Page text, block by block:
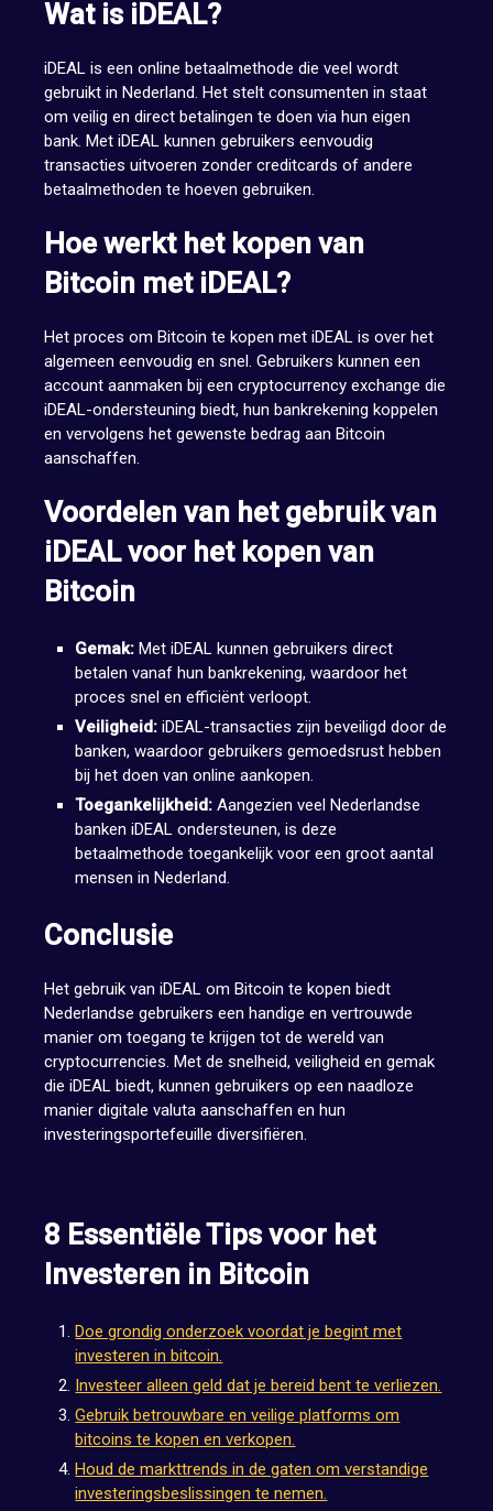
Wat is iDEAL?
iDEAL is een online betaalmethode die veel wordt
gebruikt in Nederland. Het stelt consumenten in staat
om veilig en direct betalingen te doen via hun eigen
bank. Met iDEAL kunnen gebruikers eenvoudig
transacties uitvoeren zonder creditcards of andere
betaalmethoden te hoeven gebruiken.
Hoe werkt het kopen van
Bitcoin met iDEAL?
Het proces om Bitcoin te kopen met iDEAL is over het
algemeen eenvoudig en snel. Gebruikers kunnen een
account aanmaken bij een cryptocurrency exchange die
iDEAL-ondersteuning biedt, hun bankrekening koppelen
en vervolgens het gewenste bedrag aan Bitcoin
aanschaffen.
Voordelen van het gebruik van
iDEAL voor het kopen van
Bitcoin
Gemak: Met iDEAL kunnen gebruikers direct
betalen vanaf hun bankrekening, waardoor het
proces snel en efficiënt verloopt.
Veiligheid: iDEAL-transacties zijn beveiligd door de
banken, waardoor gebruikers gemoedsrust hebben
bij het doen van online aankopen.
Toegankelijkheid: Aangezien veel Nederlandse
banken iDEAL ondersteunen, is deze
betaalmethode toegankelijk voor een groot aantal
mensen in Nederland.
Conclusie
Het gebruik van iDEAL om Bitcoin te kopen biedt
Nederlandse gebruikers een handige en vertrouwde
manier om toegang te krijgen tot de wereld van
cryptocurrencies. Met de snelheid, veiligheid en gemak
die iDEAL biedt, kunnen gebruikers op een naadloze
manier digitale valuta aanschaffen en hun
investeringsportefeuille diversifiëren.
8 Essentiële Tips voor het
Investeren in Bitcoin
Doe grondig onderzoek voordat je begint met
investeren in bitcoin.
Investeer alleen geld dat je bereid bent te verliezen.
Gebruik betrouwbare en veilige platforms om
bitcoins te kopen en verkopen.
Houd de markttrends in de gaten om verstandige
investeringsbeslissingen te nemen.